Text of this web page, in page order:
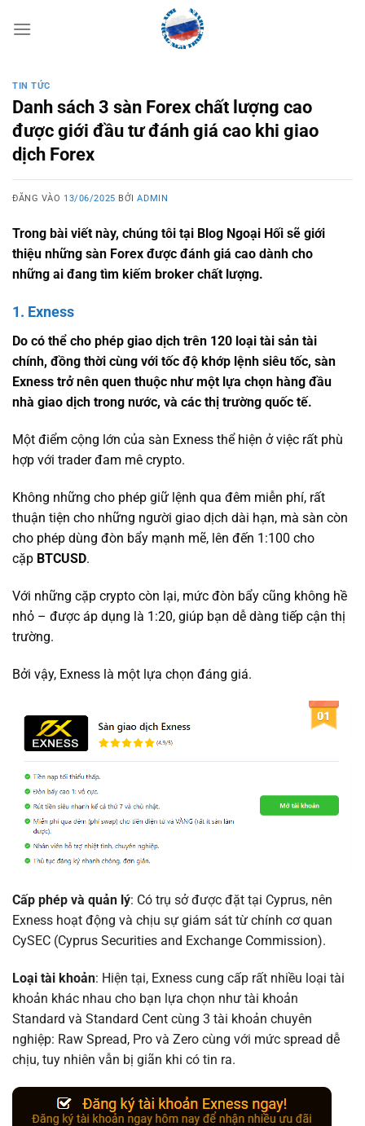
qua
TIN TỨC
Danh sách 3 sàn Forex chất lượng cao
được giới đầu tư đánh giá cao khi giao
dịch Forex
ĐĂNG VÀO 13/06/2025 BỞIADMIN
Trong bài viết này, chúng tôi tại Blog Ngoại Hối sẽ giới
thiệu những sàn Forex được đánh giá cao dành cho
những ai đang tìm kiếm broker chất lượng.
1. Exness
Do có thể cho phép giao dịch trên 120 loại tài sản tài
chính, đồng thời cùng với tốc độ khớp lệnh siêu tốc, sàn
Exness trở nên quen thuộc như một lựa chọn hàng đầu
nhà giao dịch trong nước, và các thị trường quốc tế.
Một điểm cộng lớn của sàn Exness thể hiện ở việc rất phù
hợp với trader đam mê crypto.
Không những cho phép giữ lệnh qua đêm miễn phí, rất
thuận tiện cho những người giao dịch dài hạn, mà sàn còn
cho phép dùng đòn bẩy mạnh mẽ, lên đến 1:100 cho
cặp BTCUSD.
Với những cặp crypto còn lại, mức đòn bẩy cũng không hề
nhỏ – được áp dụng là 1:20, giúp bạn dễ dàng tiếp cận thị
trường.
Bởi vậy, Exness là một lựa chọn đáng giá.
Cấp phép và quản lý: Có trụ sở được đặt tại Cyprus, nên
Exness hoạt động và chịu sự giám sát từ chính cơ quan
CySEC (Cyprus Securities and Exchange Commission).
Loại tài khoản: Hiện tại, Exness cung cấp rất nhiều loại tài
khoản khác nhau cho bạn lựa chọn như tài khoản
Standard và Standard Cent cùng 3 tài khoản chuyên
nghiệp: Raw Spread, Pro và Zero cùng với mức spread dễ
chịu, tuy nhiên vẫn bị giãn khi có tin ra.